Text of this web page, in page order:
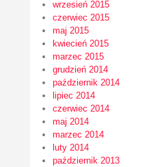
wrzesień 2015
czerwiec 2015
maj 2015
kwiecień 2015
marzec 2015
grudzień 2014
październik 2014
lipiec 2014
czerwiec 2014
maj 2014
marzec 2014
luty 2014
październik 2013